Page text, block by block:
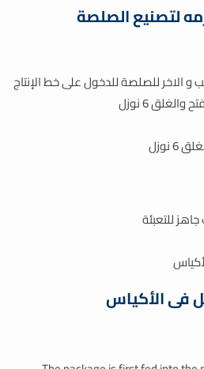
لتصنيع الصلصة
للتعبئة
فى الأكياس